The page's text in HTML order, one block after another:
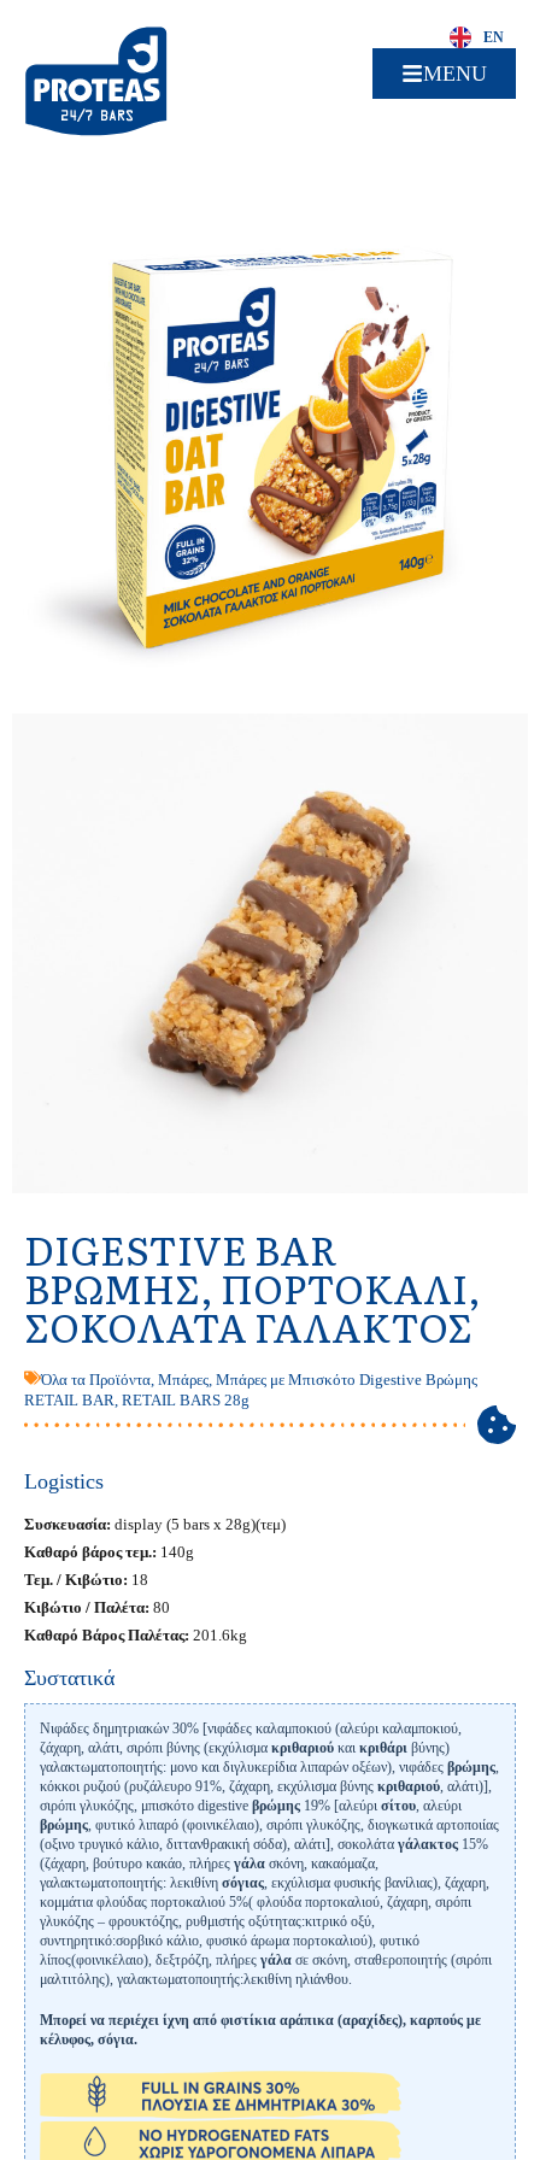
EN
MENU
DIGESTIVE BAR
ΒΡΏΜΗΣ, ΠΟΡΤΟΚΆΛΙ,
ΣΟΚΟΛΆΤΑ ΓΆΛΑΚΤΟΣ
Όλα τα Προϊόντα Μπάρες Μπάρες με Μπισκότο Digestive Βρώμης
RETAIL BAR RETAIL BARS 28g
Logistics
Συσκευασία: display (5 bars x 28g)(τεμ)
Καθαρό βάρος τεμ.: 140g
Τεμ. / Κιβώτιο: 18
Κιβώτιο / Παλέτα: 80
Καθαρό Βάρος Παλέτας: 201.6kg
Συστατικά
Νιφάδες δημητριακών 30% [νιφάδες καλαμποκιού (αλεύρι καλαμποκιού,
ζάχαρη, αλάτι, σιρόπι βύνης (εκχύλισμα κριθαριού και κριθάρι βύνης)
γαλακτωματοποιητής: μονο και διγλυκερίδια λιπαρών οξέων), νιφάδες βρώμης
κόκκοι ρυζιού (ρυζάλευρο 91%, ζάχαρη, εκχύλισμα βύνης κριθαριού , αλάτι)],
σιρόπι γλυκόζης, μπισκότο digestive βρώμης 19% [αλεύρι σίτου , αλεύρι
βρώμης , φυτικό λιπαρό (φοινικέλαιο), σιρόπι γλυκόζης, διογκωτικά αρτοποιίας
(οξινο τρυγικό κάλιο, διττανθρακική σόδα), αλάτι], σοκολάτα γάλακτος 15%
(ζάχαρη, βούτυρο κακάο, πλήρες γάλα σκόνη, κακαόμαζα,
γαλακτωματοποιητής: λεκιθίνη σόγιας , εκχύλισμα φυσικής βανίλιας), ζάχαρη,
κομμάτια φλούδας πορτοκαλιού 5%( φλούδα πορτοκαλιού, ζάχαρη, σιρόπι
γλυκόζης – φρουκτόζης, ρυθμιστής οξύτητας:κιτρικό οξύ,
συντηρητικό:σορβικό κάλιο, φυσικό άρωμα πορτοκαλιού), φυτικό
λίπος(φοινικέλαιο), δεξτρόζη, πλήρες γάλα σε σκόνη, σταθεροποιητής (σιρόπι
μαλτιτόλης), γαλακτωματοποιητής:λεκιθίνη ηλιάνθου.
Μπορεί να περιέχει ίχνη από φιστίκια αράπικα (αραχίδες), καρπούς με
κέλυφος, σόγια.